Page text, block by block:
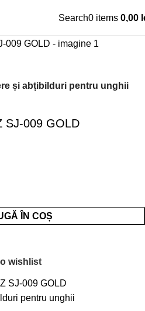
Search0 items 0,00
și abțibilduri pentru unghii
SJ-009 GOLD
ÎN COȘ
wishlist
SJ-009 GOLD
pentru unghii